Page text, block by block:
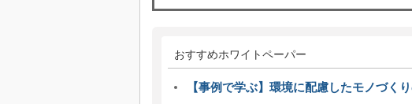
おすすめホワイトペーパー
【事例で学ぶ】環境に配慮したモノづく